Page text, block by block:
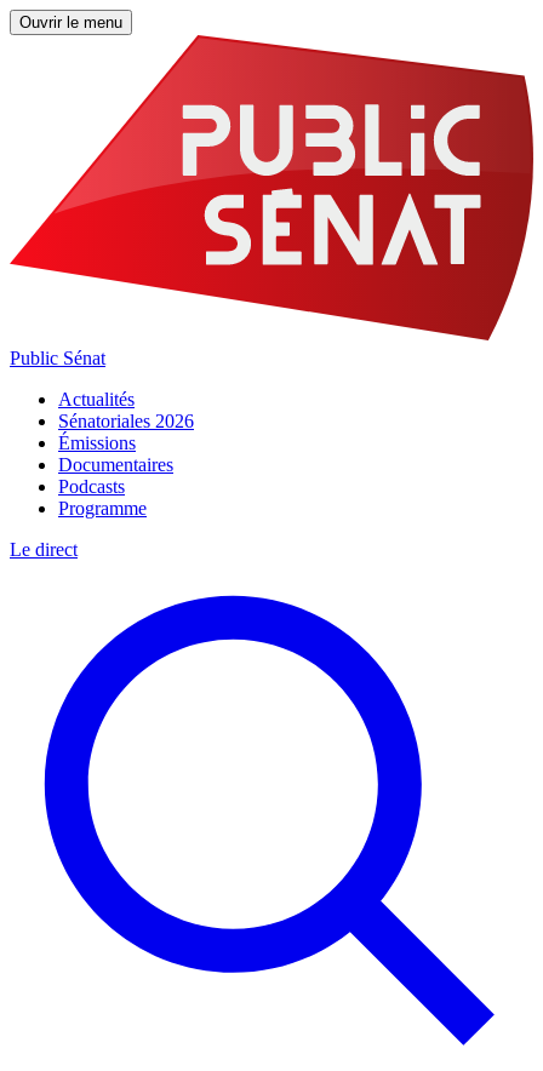
Ouvrir le menu
Public Sénat
Actualités
Sénatoriales 2026
Émissions
Documentaires
Podcasts
Programme
Le direct